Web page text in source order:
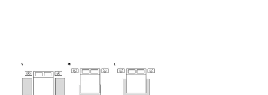
Fare attenzione durante la pulizia. Prima di utilizzare